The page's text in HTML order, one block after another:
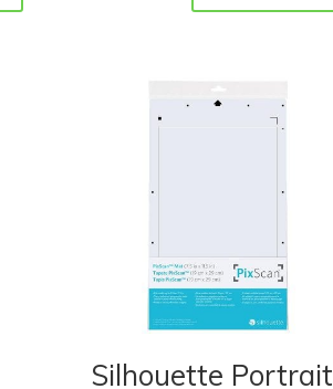
Silhouette Portrait